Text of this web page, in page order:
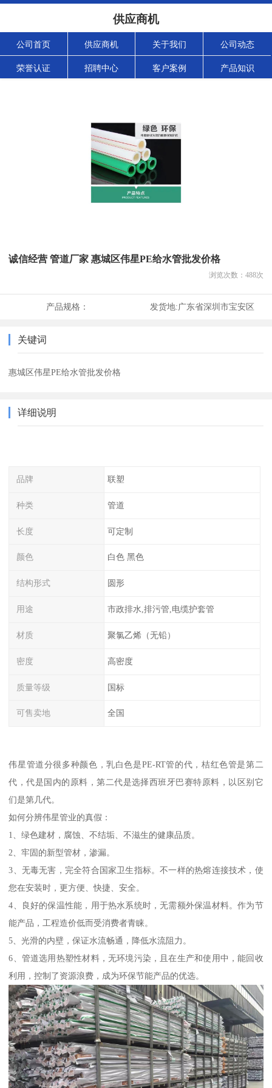
供应商机
公司首页 供应商机 关于我们 公司动态
荣誉认证 招聘中心 客户案例 产品知识
诚信经营 管道厂家 惠城区伟星PE给水管批发价格
浏览次数： 488次
产品规格： 发货地:广东省深圳市宝安区
关键词
惠城区伟星PE给水管批发价格
详细说明
品牌 联塑
种类 管道
长度 可定制
颜色 白色 黑色
结构形式 圆形
用途 市政排水,排污管,电缆护套管
材质 聚氯乙烯（无铅）
密度 高密度
质量等级 国标
可售卖地 全国
伟星管道分很多种颜色，乳白色是PE-RT管的代，桔红色管是第二
代，代是国内的原料，第二代是选择西班牙巴赛特原料，以区别它
们是第几代。
如何分辨伟星管业的真假：
1、绿色建材，腐蚀、不结垢、不滋生的健康品质。
2、牢固的新型管材，渗漏。
3、无毒无害，完全符合国家卫生指标。不一样的热熔连接技术，使
您在安装时，更方便、快捷、安全。
4、良好的保温性能，用于热水系统时，无需额外保温材料。作为节
能产品，工程造价低而受消费者青睐。
5、光滑的内壁，保证水流畅通，降低水流阻力。
6、管道选用热塑性材料，无环境污染，且在生产和使用中，能回收
利用，控制了资源浪费，成为环保节能产品的优选。